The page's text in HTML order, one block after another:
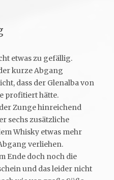
etwas zu gefällig.
kurze Abgang
dass der Glenalba von
profitiert hätte.
Zunge hinreichend
sechs zusätzliche
Whisky etwas mehr
verliehen.
Ende doch noch die
und das leider nicht